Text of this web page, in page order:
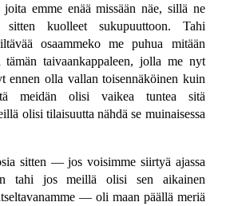
emme enää missään näe, sillä ne
kuolleet sukupuuttoon. Tahi
osaammeko me puhua mitään
tämän taivaankappaleen, jolla me nyt
ennen olla vallan toisennäköinen kuin
meidän olisi vaikea tuntea sitä
olisi tilaisuutta nähdä se muinaisessa
sitten — jos voisimme siirtyä ajassa
tahi jos meillä olisi sen aikainen
— oli maan päällä meriä